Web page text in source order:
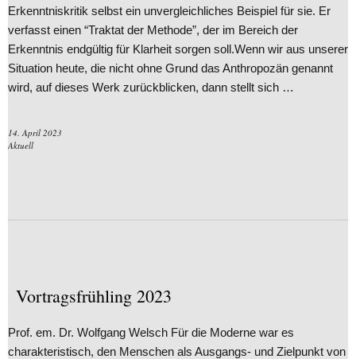
Erkenntniskritik selbst ein unvergleichliches Beispiel für sie. Er
verfasst einen “Traktat der Methode”, der im Bereich der
Erkenntnis endgültig für Klarheit sorgen soll.Wenn wir aus unserer
Situation heute, die nicht ohne Grund das Anthropozän genannt
wird, auf dieses Werk zurückblicken, dann stellt sich …
14. April 2023
Aktuell
Vortragsfrühling 2023
Prof. em. Dr. Wolfgang Welsch Für die Moderne war es
charakteristisch, den Menschen als Ausgangs- und Zielpunkt von